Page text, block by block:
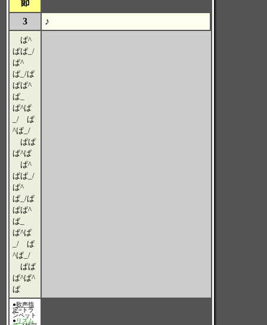
節
3
♪
ぱ^
ぱぱ_/
ぱ^
ぱ_/ぱ
ぱぱ^
ぱ_
ぱ^ぱ
_/ ぱ
^ぱ_/
ぱぱ
ぱ^ぱ
ぱ^
ぱぱ_/
ぱ^
ぱ_/ぱ
ぱぱ^
ぱ_
ぱ^ぱ
_/ ぱ
^ぱ_/
ぱぱ
ぱ^ぱ^
ぱ
●歌声指
定=トラ
ンペット
● リズム